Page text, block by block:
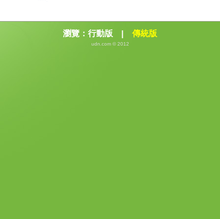
瀏覽： 行動版 | 傳統版
udn.com © 2012